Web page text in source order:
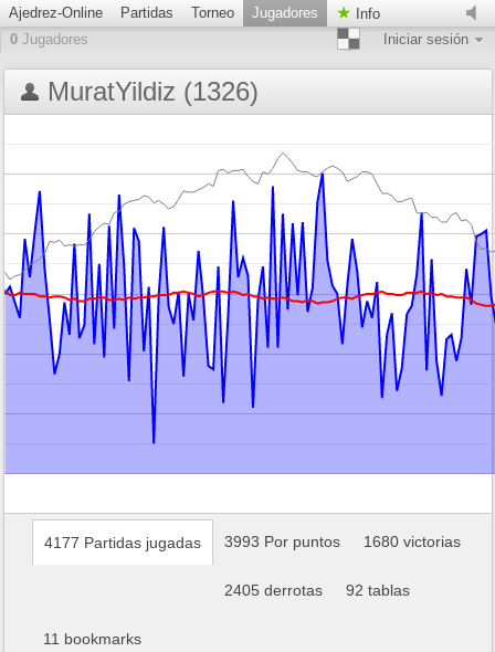
Ajedrez-Online Partidas Torneo Jugadores
Info
0 Jugadores Iniciar sesión
MuratYildiz (1326)
4177 Partidas jugadas 3993 Por puntos 1680 victorias
2405 derrotas 92 tablas
11 bookmarks